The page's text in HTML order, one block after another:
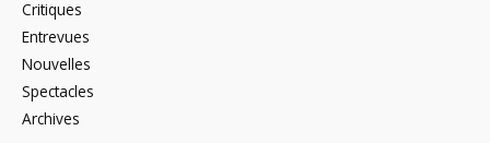
Critiques
Entrevues
Nouvelles
Spectacles
Archives